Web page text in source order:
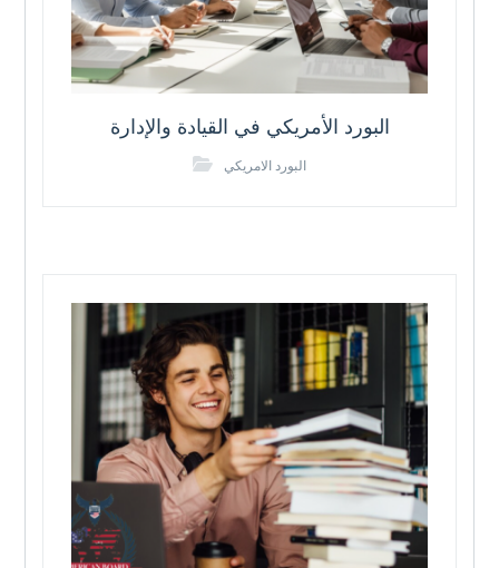
البورد الأمريكي في القيادة والإدارة
البورد الامريكي